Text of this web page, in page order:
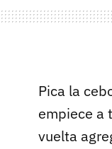
Pica la
empiece a
vuelta